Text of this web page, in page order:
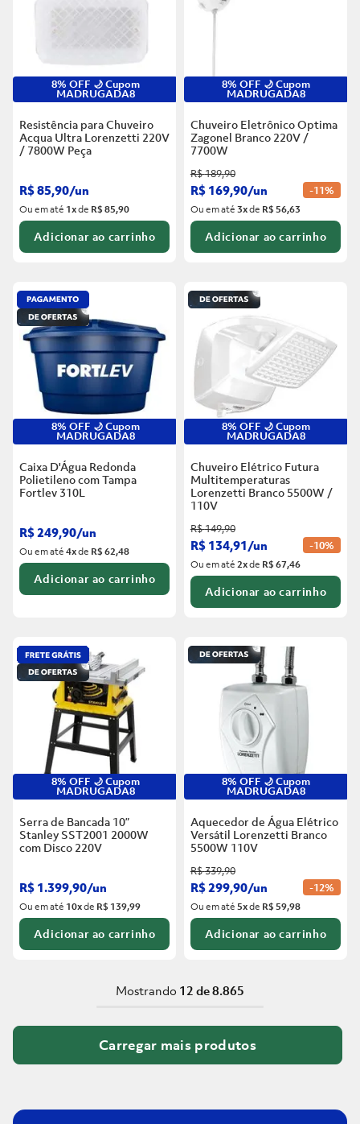
8% OFF 🌙 Cupom
MADRUGADA8
Resistência para Chuveiro
Acqua Ultra Lorenzetti 220V
/ 7800W Peça
R$85,90/un
Ou em até 1xde R$ 85,90
Adicionar ao carrinho
8% OFF 🌙 Cupom
MADRUGADA8
Chuveiro Eletrônico Optima
Zagonel Branco 220V /
7700W
R$189,90
R$ 169,90/un -11%
Ou em até3xde R$ 56,63
Adicionar ao carrinho
8% OFF 🌙 Cupom
MADRUGADA8
Caixa D'Água Redonda
Polietileno com Tampa
Fortlev 310L
R$249,90/un
Ou em até4xde R$ 62,48
Adicionar ao carrinho
8% OFF 🌙 Cupom
MADRUGADA8
Chuveiro Elétrico Futura
Multitemperaturas
Lorenzetti Branco 5500W /
110V
R$149,90
R$ 134,91/un -10%
Ou em até2xde R$ 67,46
Adicionar ao carrinho
8% OFF 🌙 Cupom
MADRUGADA8
Serra de Bancada 10”
Stanley SST2001 2000W
com Disco 220V
R$ 1.399,90/un
Ou em até 10xde R$ 139,99
Adicionar ao carrinho
8% OFF 🌙 Cupom
MADRUGADA8
Aquecedor de Água Elétrico
Versátil Lorenzetti Branco
5500W 110V
R$339,90
R$299,90/un -12%
Ou em até5xde R$ 59,98
Adicionar ao carrinho
Mostrando 12 de 8.865